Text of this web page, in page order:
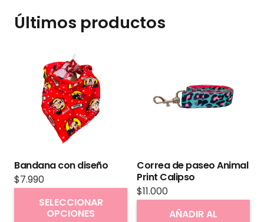
Últimos productos
Bandana con diseño
$7.990
SELECCIONAR
OPCIONES
Este
producto
Correa de paseo Animal
Print Calipso
$11.000
AÑADIR AL